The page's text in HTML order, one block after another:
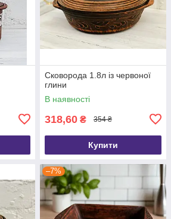
Сковорода 1.8л із червоної
глини
В наявності
318,60 ₴ 354 ₴
Купити
–7%